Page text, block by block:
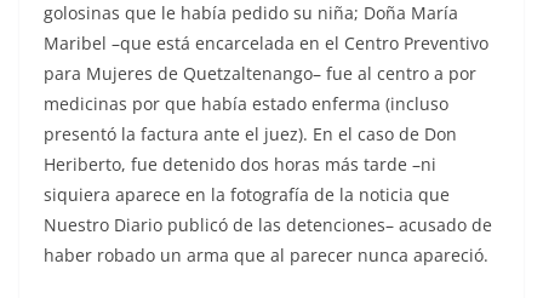
golosinas que le había pedido su niña; Doña María
Maribel –que está encarcelada en el Centro Preventivo
para Mujeres de Quetzaltenango– fue al centro a por
medicinas por que había estado enferma (incluso
presentó la factura ante el juez). En el caso de Don
Heriberto, fue detenido dos horas más tarde –ni
siquiera aparece en la fotografía de la noticia que
Nuestro Diario publicó de las detenciones– acusado de
haber robado un arma que al parecer nunca apareció.